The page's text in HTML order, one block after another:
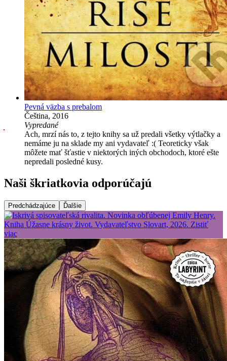
Pevná väzba s prebalom
Čeština, 2016
Vypredané
Ach, mrzí nás to, z tejto knihy sa už predali všetky výtlačky a
nemáme ju na sklade my ani vydavateľ :( Teoreticky však
môžete mať šťastie v niektorých iných obchodoch, ktoré ešte
nepredali posledné kusy.
Naši škriatkovia odporúčajú
Predchádzajúce Ďalšie